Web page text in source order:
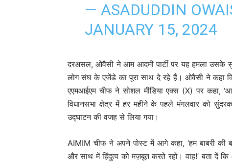
— ASADUDDIN
JANUARY 15, 2024
दरअसल, ओवैसी ने आम आदमी पार्टी पर यह हमला उसके
लोग संघ के एजेंडे का पूरा साथ दे रहे हैं। ओवैसी ने कहा
एएमआईएम चीफ ने सोशल मीडिया एक्स (X) पर कहा,
विधानसभा क्षेत्र में हर महीने के पहले मंगलवार को
उद्घाटन की वजह से लिया गया।
AIMIM चीफ ने अपने पोस्ट में आगे कहा, ‘हम बाबरी की
और साथ में हिंदुत्व को मज़बूत करते रहो। वाह!’ बता दें कि